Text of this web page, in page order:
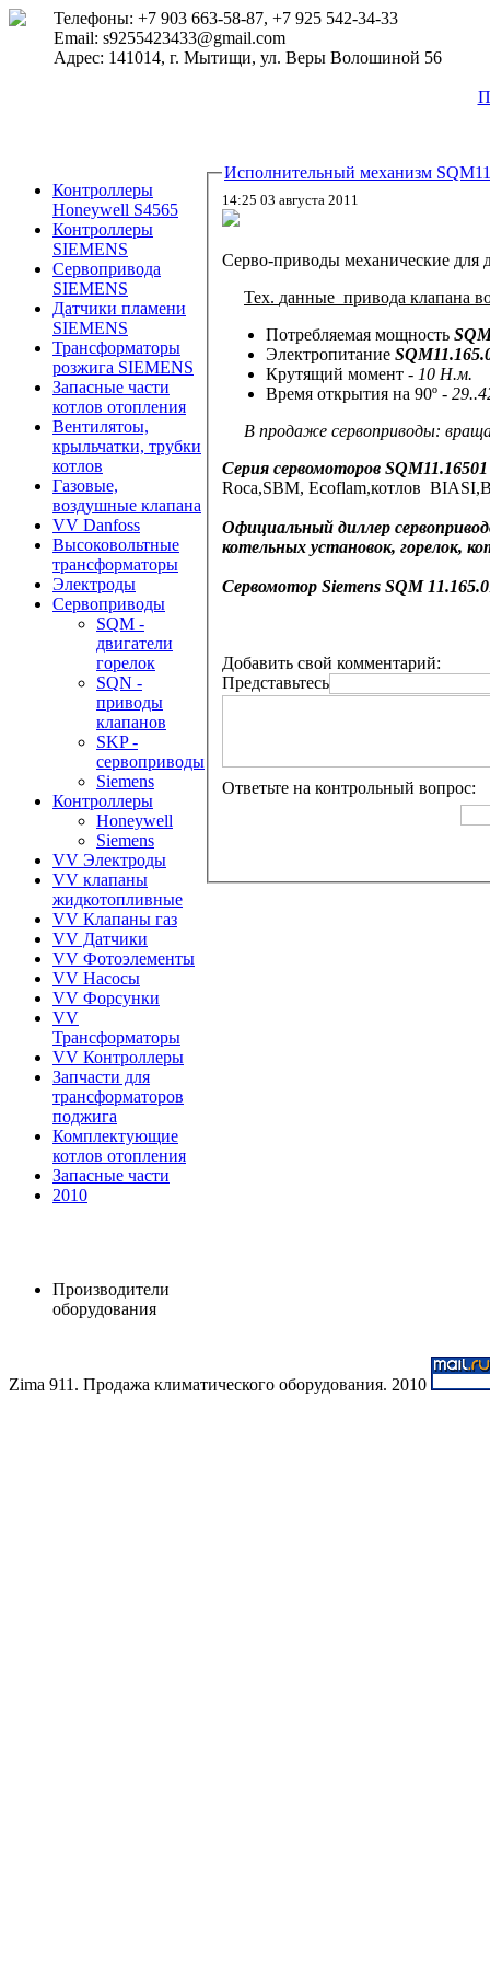
Телефоны: +7 903 663-58-87, +7 925 542-34-33
Email: s9255423433@gmail.com
Адрес: 141014, г. Мытищи, ул. Веры Волошиной 56
Контроллеры
Honeywell S4565
Контроллеры
SIEMENS
Сервопривода
SIEMENS
Датчики пламени
SIEMENS
Трансформаторы
розжига SIEMENS
Запасные части
котлов отопления
Вентилятоы,
крыльчатки, трубки
котлов
Газовые,
воздушные клапана
VV Danfoss
Высоковольтные
трансформаторы
Электроды
Сервоприводы
SQM -
двигатели
горелок
SQN -
приводы
клапанов
SKP -
сервоприводы
Siemens
Контроллеры
Honeywell
Siemens
VV Электроды
VV клапаны
жидкотопливные
VV Клапаны газ
VV Датчики
VV Фотоэлементы
VV Насосы
VV Форсунки
VV
Трансформаторы
VV Контроллеры
Запчасти для
трансформаторов
поджига
Комплектующие
котлов отопления
Запасные части
2010
Производители
оборудования
Исполнительный механизм
14:25 03 августа 2011
Серво-приводы механические для
Тех. данные привода клапана
Потребляемая мощность
Электропитание
Крутящий момент - 10 Н.м.
Время открытия на 90º -
В продаже сервоприводы:
Серия сервомоторов
Roca,SBM, Ecoflam,котлов
Официальный диллер
котельных установок, горелок,
Сервомотор Siemens SQM
Добавить свой комментарий:
Представьтесь
Ответьте на контрольный вопрос:
Zima 911. Продажа климатического оборудования. 2010